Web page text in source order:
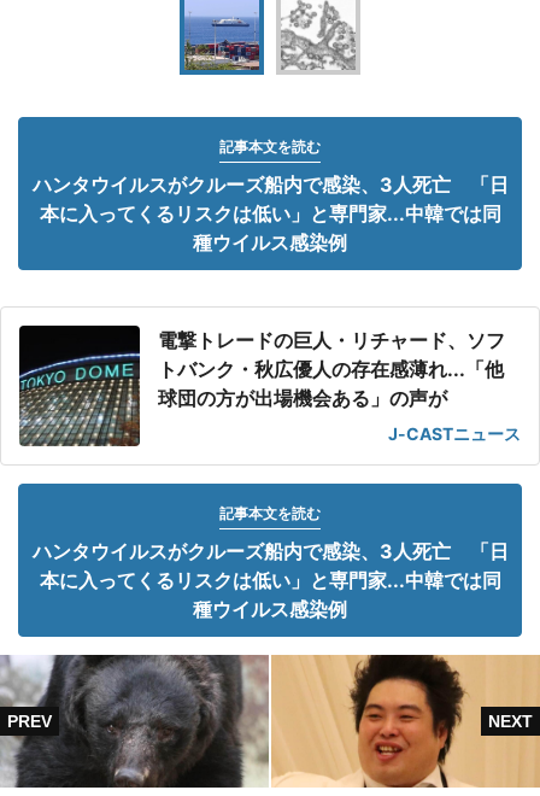
記事本文を読む
ハンタウイルスがクルーズ船内で感染、3人死亡 「日
本に入ってくるリスクは低い」と専門家...中韓では同
種ウイルス感染例
電撃トレードの巨人・リチャード、ソフ
トバンク・秋広優人の存在感薄れ...「他
球団の方が出場機会ある」の声が
J-CASTニュース
記事本文を読む
ハンタウイルスがクルーズ船内で感染、3人死亡 「日
本に入ってくるリスクは低い」と専門家...中韓では同
種ウイルス感染例